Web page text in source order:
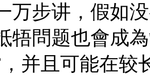
万步讲，假如
牾問题也會成
并且可能在较